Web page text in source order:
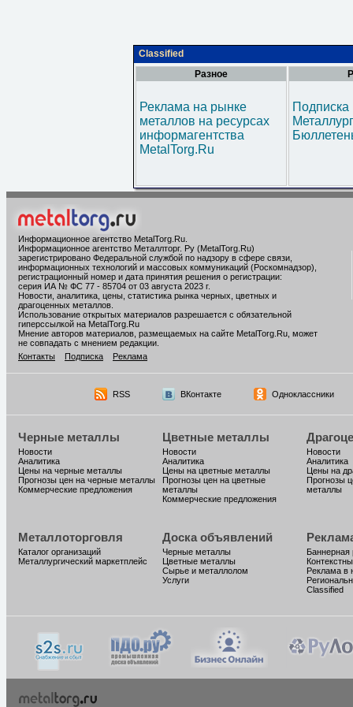
Classified
Разное
Реклама на рынке
металлов на ресурсах
информагентства
MetalTorg.Ru
Информационное агентство MetalTorg.Ru
Информационное агентство Металлторг. Ру (MetalTorg.Ru)
зарегистрировано Федеральной службой по надзору в сфере связи,
информационных технологий и массовых коммуникаций (Роскомнадзор),
регистрационный номер и дата принятия решения о регистрации:
серия ИА № ФС 77 - 85704 от 03 августа 2023 г.
Новости, аналитика, цены, статистика рынка черных, цветных и
драгоценных металлов.
Использование открытых материалов разрешается с обязательной
гиперссылкой на MetalTorg.Ru
Мнение авторов материалов, размещаемых на сайте MetalTorg.Ru, может
не совпадать с мнением редакции.
Контакты
Подписка Реклама
RSS ВКонтакте Одноклассники
Черные металлы
Новости
Аналитика
Цены на черные металлы
Прогнозы цен на черные металлы
Коммерческие предложения
Цветные металлы
Новости
Аналитика
Цены на цветные металлы
Прогнозы цен на цветные
металлы
Коммерческие предложения
Новости
Аналитика
Цены на
Прогнозы
металлы
Металлоторговля
Каталог организаций
Металлургический маркетплейс
Доска объявлений
Черные металлы
Цветные металлы
Сырье и металлолом
Услуги
Баннерная
Реклама в
Classified